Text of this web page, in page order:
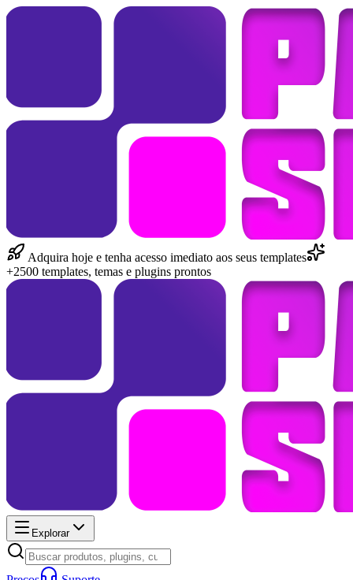
Adquira hoje e tenha acesso imediato aos seus templates
+2500 templates, temas e plugins prontos
Explorar